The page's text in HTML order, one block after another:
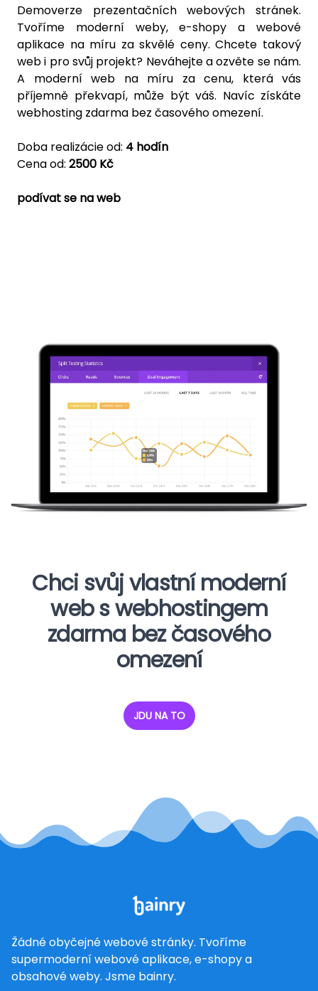
Demoverze prezentačních webových stránek.
Tvoříme moderní weby, e-shopy a webové
aplikace na míru za skvělé ceny. Chcete takový
web i pro svůj projekt? Neváhejte a ozvěte se nám.
A moderní web na míru za cenu, která vás
příjemně překvapí, může být váš. Navíc získáte
webhosting zdarma bez časového omezení.
Doba realizácie od: 4 hodín
Cena od: 2500 Kč
podívat se na web
Chci svůj vlastní moderní
web s webhostingem
zdarma bez časového
omezení
JDU NA TO
Žádné obyčejné webové stránky. Tvoříme
supermoderní webové aplikace, e-shopy a
obsahové weby. Jsme bainry.